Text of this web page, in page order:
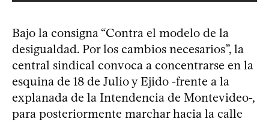
Bajo la consigna “Contra el modelo de la
desigualdad. Por los cambios necesarios”, la
central sindical convoca a concentrarse en la
esquina de 18 de Julio y Ejido -frente a la
explanada de la Intendencia de Montevideo-,
para posteriormente marchar hacia la calle